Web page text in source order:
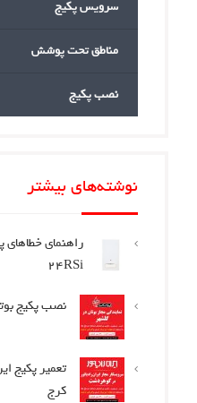
سرویس پکیج
مناطق تحت پوشش
نصب پکیج
نوشته‌های بیشتر
24RSi
نصب پکیج
تعمیر پکیج
کرج